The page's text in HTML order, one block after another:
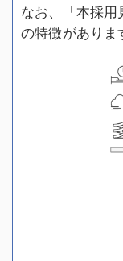
なお、「本採
の特徴がありま